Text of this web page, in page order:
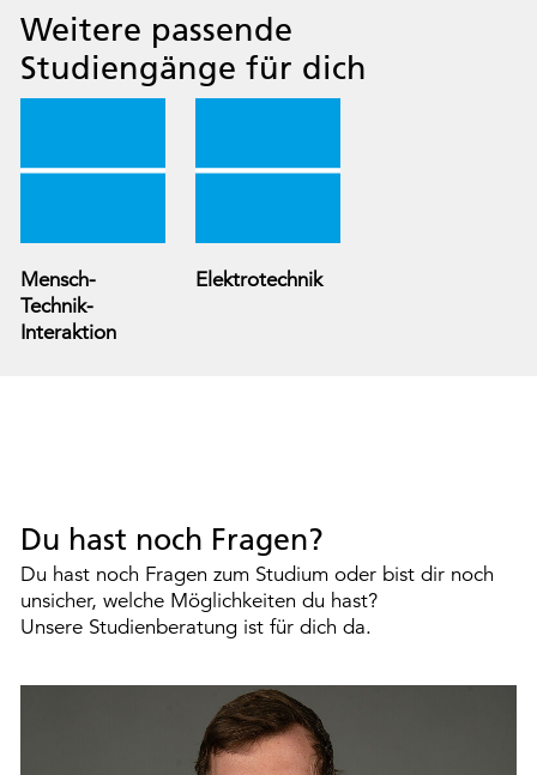
Weitere passende
Studiengänge für dich
Mensch-
Technik-
Interaktion
Elektrotechnik
Du hast noch Fragen?
Du hast noch Fragen zum Studium oder bist dir noch
unsicher, welche Möglichkeiten du hast?
Unsere Studienberatung ist für dich da.